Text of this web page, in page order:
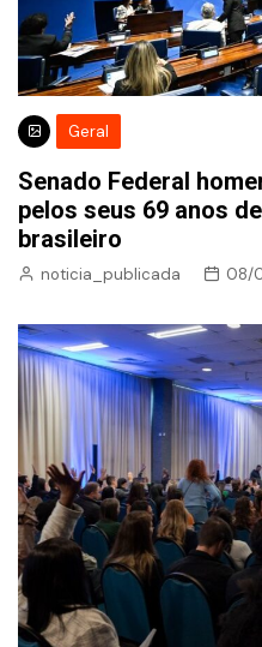
Geral
Senado Federal
pelos seus 69 anos
brasileiro
noticia_publicada 08/